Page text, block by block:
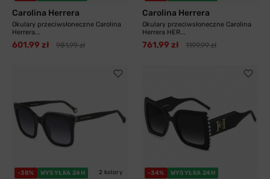
Carolina Herrera
Okulary przeciwsłoneczne Carolina
Herrera...
601,99 zł 981,99 zł
Carolina Herrera
Okulary przeciwsłoneczne Carolina
Herrera HER...
761,99 zł 1199,99 zł
-38% WYSYŁKA 24H 2 kolory -34% WYSYŁKA 24H